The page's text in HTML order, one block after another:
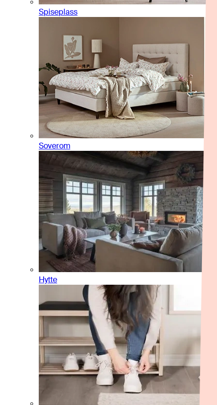
Spiseplass
Soverom
Hytte